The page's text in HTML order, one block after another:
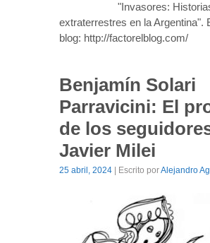
"Invasores:
extraterrestres en la Argentina".
blog: http://factorelblog.com/
Benjamín Solari
Parravicini: El
de los
Javier Milei
25 abril, 2024 | Escrito porAlejandro